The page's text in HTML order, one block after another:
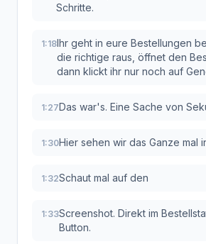
Schritte.
1:18Ihr geht in eure Bestellungen
die richtige raus, öffnet den
dann klickt ihr nur noch auf
1:27Das war's. Eine Sache von
1:30Hier sehen wir das Ganze mal
1:32Schaut mal auf den
1:33Screenshot. Direkt im
Button.